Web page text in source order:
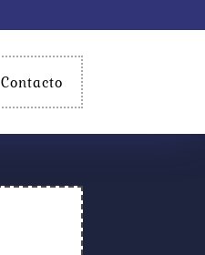
Contacto